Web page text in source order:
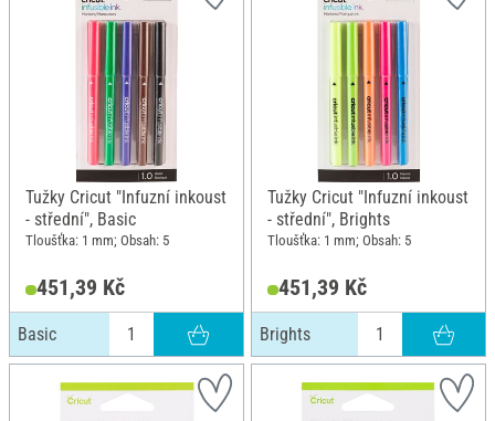
Tužky Cricut "Infuzní inkoust
- střední", Basic
Tloušťka: 1 mm; Obsah: 5
451,39 Kč
Basic
Tužky Cricut "Infuzní inkoust
- střední", Brights
Tloušťka: 1 mm; Obsah: 5
451,39 Kč
Brights